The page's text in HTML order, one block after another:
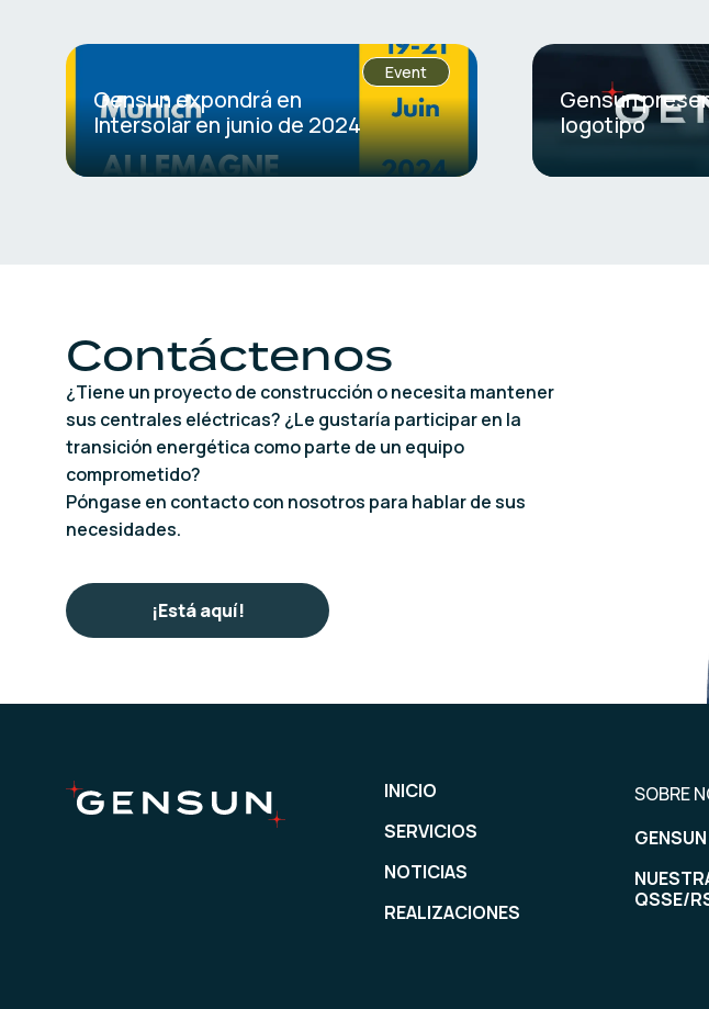
Event
Gensun expondrá en
Intersolar en junio de 2024
Gensun
logotipo
Contáctenos
¿Tiene un proyecto de construcción o necesita mantener
sus centrales eléctricas? ¿Le gustaría participar en la
transición energética como parte de un equipo
comprometido?
Póngase en contacto con nosotros para hablar de sus
necesidades.
¡Está aquí!
INICIO
SERVICIOS
NOTICIAS
REALIZACIONES
SOBRE
GENSUN
QSSE/